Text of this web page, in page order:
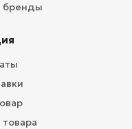
бренды